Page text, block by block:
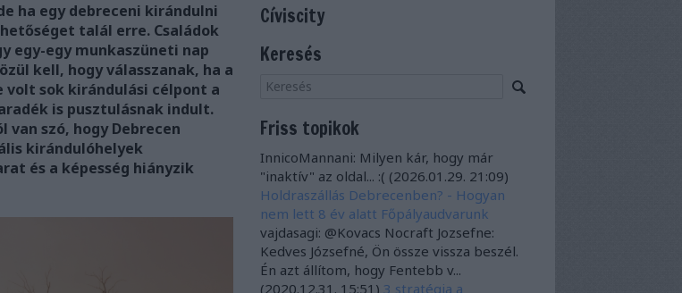
ha egy debreceni kirándulni
talál erre. Családok
egy-egy munkaszüneti nap
kell, hogy válasszanak, ha a
volt sok kirándulási célpont a
is pusztulásnak indult.
van szó, hogy Debrecen
kirándulóhelyek
és a képesség hiányzik
Cíviscity
Keresés
Friss topikok
InnicoMannani: Milyen kár, hogy már
"inaktív" az oldal... :( (2026.01.29. 21:09)
Holdraszállás Debrecenben? - Hogyan
nem lett 8 év alatt Főpályaudvarunk
vajdasagi: @Kovacs Nocraft Jozsefne:
Kedves Józsefné, Ön össze vissza beszél.
Én azt állítom, hogy Fentebb v...
(2020.12.31. 15:51 ) 3 stratégia a